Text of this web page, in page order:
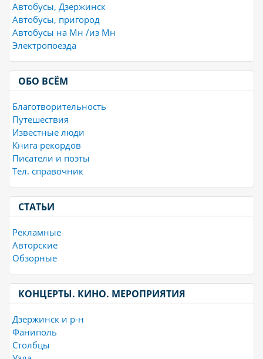
Автобусы, Дзержинск
Автобусы, пригород
Автобусы на Мн /из Мн
Электропоезда
ОБО ВСЁМ
Благотворительность
Путешествия
Известные люди
Книга рекордов
Писатели и поэты
Тел. справочник
СТАТЬИ
Рекламные
Авторские
Обзорные
КОНЦЕРТЫ. КИНО. МЕРОПРИЯТИЯ
Дзержинск и р-н
Фаниполь
Столбцы